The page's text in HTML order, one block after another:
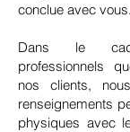
conclue avec vous.
Dans le
professionnels
nos clients,
renseignements
physiques avec